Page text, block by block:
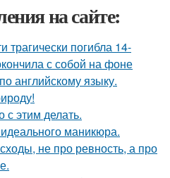
на сайте:
трагически погибла 14-
с собой на фоне
английскому языку.
с этим делать.
маникюра.
не про ревность, а про